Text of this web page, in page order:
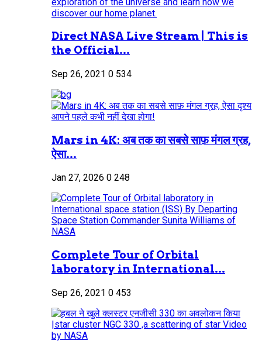
Direct NASA Live Stream | This is
the Official...
Sep 26, 2021 0 534
Mars in 4K: अब तक का सबसे साफ़ मंगल ग्रह,
ऐसा...
Jan 27, 2026 0 248
Complete Tour of Orbital
laboratory in International...
Sep 26, 2021 0 453